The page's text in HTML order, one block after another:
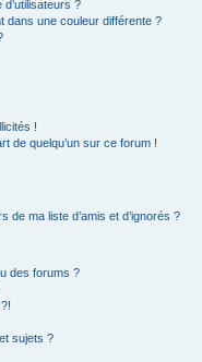
?
dans une couleur différente ?
!
de quelqu’un sur ce forum !
de ma liste d’amis et d’ignorés ?
des forums ?
sujets ?